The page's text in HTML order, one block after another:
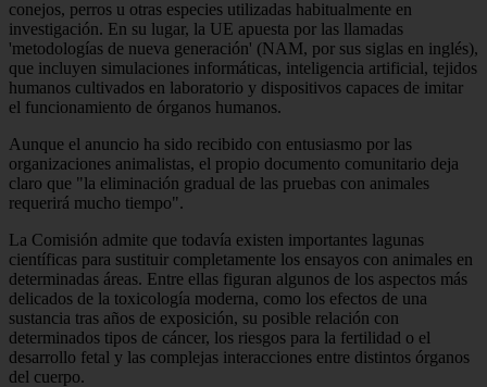
conejos, perros u otras especies utilizadas habitualmente en
investigación. En su lugar, la UE apuesta por las llamadas
'metodologías de nueva generación' (NAM, por sus siglas en inglés),
que incluyen simulaciones informáticas, inteligencia artificial, tejidos
humanos cultivados en laboratorio y dispositivos capaces de imitar
el funcionamiento de órganos humanos.
Aunque el anuncio ha sido recibido con entusiasmo por las
organizaciones animalistas, el propio documento comunitario deja
claro que "la eliminación gradual de las pruebas con animales
requerirá mucho tiempo".
La Comisión admite que todavía existen importantes lagunas
científicas para sustituir completamente los ensayos con animales en
determinadas áreas. Entre ellas figuran algunos de los aspectos más
delicados de la toxicología moderna, como los efectos de una
sustancia tras años de exposición, su posible relación con
determinados tipos de cáncer, los riesgos para la fertilidad o el
desarrollo fetal y las complejas interacciones entre distintos órganos
del cuerpo.